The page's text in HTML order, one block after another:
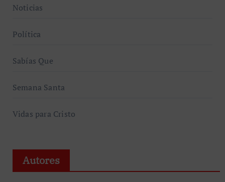
Noticias
Política
Sabías Que
Semana Santa
Vidas para Cristo
Autores